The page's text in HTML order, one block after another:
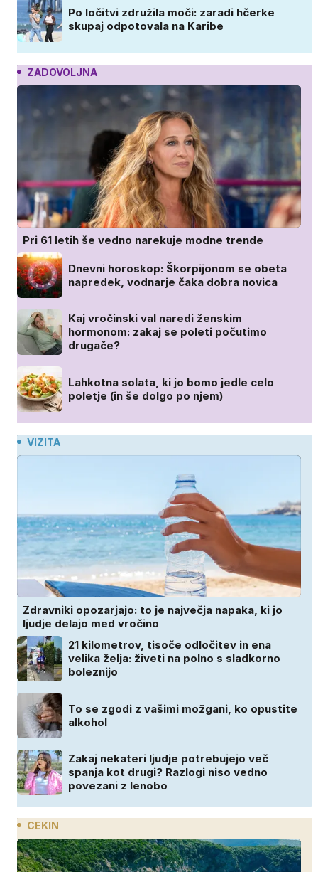
Po ločitvi združila moči: zaradi hčerke
skupaj odpotovala na Karibe
ZADOVOLJNA
Pri 61 letih še vedno narekuje modne trende
Dnevni horoskop: Škorpijonom se obeta
napredek, vodnarje čaka dobra novica
Kaj vročinski val naredi ženskim
hormonom: zakaj se poleti počutimo
drugače?
Lahkotna solata, ki jo bomo jedle celo
poletje (in še dolgo po njem)
VIZITA
Zdravniki opozarjajo: to je največja napaka, ki jo
ljudje delajo med vročino
21 kilometrov, tisoče odločitev in ena
velika želja: živeti na polno s sladkorno
boleznijo
To se zgodi z vašimi možgani, ko opustite
alkohol
Zakaj nekateri ljudje potrebujejo več
spanja kot drugi? Razlogi niso vedno
povezani z lenobo
CEKIN